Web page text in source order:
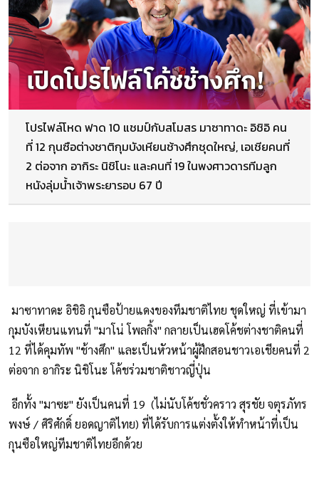
โปรไฟล์โหด ฟาด 10 แชมป์กับสโมสร มาซาทาดะ อิชิอิ คน
ที่ 12 กุนซือต่างชาติกุมบังเหียนช้างศึกชุดใหญ่, เอเชียคนที่
2 ต่อจาก อากิระ นิชิโนะ และคนที่ 19 ในพงศาวดารทีมลูก
หนังลุ่มน้ำเจ้าพระยารอบ 67 ปี
มาซาทาดะ อิชิอิ กุนซือป้ายแดงของทีมชาติไทย ชุดใหญ่ ที่เข้ามา
กุมบังเหียนแทนที่ "มาโน่ โพลกิ้ง" กลายเป็นเฮดโค้ชต่างชาติคนที่
12 ที่ได้คุมทัพ "ช้างศึก" และเป็นหัวหน้าผู้ฝึกสอนชาวเอเชียคนที่ 2
ต่อจาก อากิระ นิชิโนะ โค้ชร่วมชาติชาวญี่ปุ่น
อีกทั้ง "มาซะ" ยังเป็นคนที่ 19 (ไม่นับโค้ชชั่วคราว สุรชัย จตุรภัทร
พงษ์ / ศิริศักดิ์ ยอดญาติไทย) ที่ได้รับการแต่งตั้งให้ทำหน้าที่เป็น
กุนซือใหญ่ทีมชาติไทยอีกด้วย